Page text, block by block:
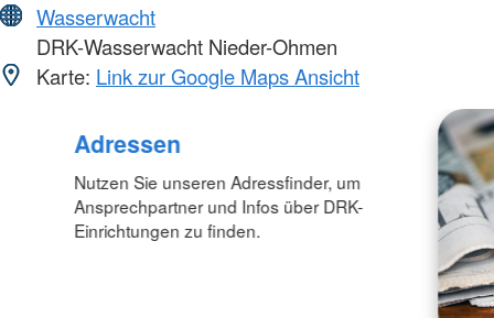
Wasserwacht
DRK-Wasserwacht Nieder-Ohmen
Karte: Link zur Google Maps Ansicht
Adressen
Nutzen Sie unseren Adressfinder, um
Ansprechpartner und Infos über DRK-
Einrichtungen zu finden.